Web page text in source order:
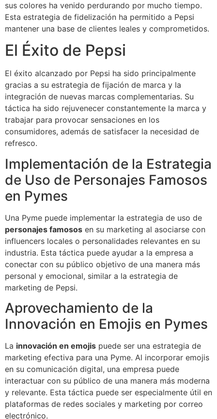
sus colores ha venido perdurando por mucho tiempo.
Esta estrategia de fidelización ha permitido a Pepsi
mantener una base de clientes leales y comprometidos.
El Éxito de Pepsi
El éxito alcanzado por Pepsi ha sido principalmente
gracias a su estrategia de fijación de marca y la
integración de nuevas marcas complementarias. Su
táctica ha sido rejuvenecer constantemente la marca y
trabajar para provocar sensaciones en los
consumidores, además de satisfacer la necesidad de
refresco.
Implementación de la Estrategia
de Uso de Personajes Famosos
en Pymes
Una Pyme puede implementar la estrategia de uso de
personajes famosos en su marketing al asociarse con
influencers locales o personalidades relevantes en su
industria. Esta táctica puede ayudar a la empresa a
conectar con su público objetivo de una manera más
personal y emocional, similar a la estrategia de
marketing de Pepsi.
Aprovechamiento de la
Innovación en Emojis en Pymes
La innovación en emojis puede ser una estrategia de
marketing efectiva para una Pyme. Al incorporar emojis
en su comunicación digital, una empresa puede
interactuar con su público de una manera más moderna
y relevante. Esta táctica puede ser especialmente útil en
plataformas de redes sociales y marketing por correo
electrónico.